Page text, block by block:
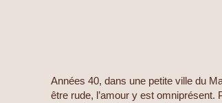
Années 40, dans une petite ville du
être rude, l’amour y est omniprésent.